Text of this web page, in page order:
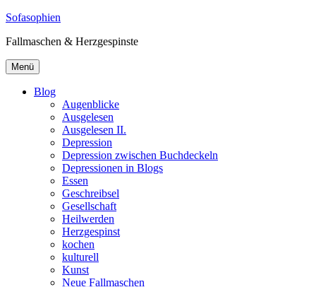
Zum
springen
Sofasophien
Fallmaschen & Herzgespinste
Menü
Blog
Augenblicke
Ausgelesen
Ausgelesen II.
Depression
Depression zwischen Buchdeckeln
Depressionen in Blogs
Essen
Geschreibsel
Gesellschaft
Heilwerden
Herzgespinst
kochen
kulturell
Kunst
Neue Fallmaschen